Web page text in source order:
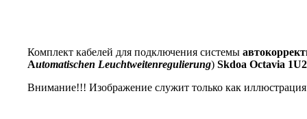
Комплект кабелей для подключения системы
Automatischen Leuchtweitenregulierung) Skdoa Octavia 1U2
Внимание!!! Изображение служит только как